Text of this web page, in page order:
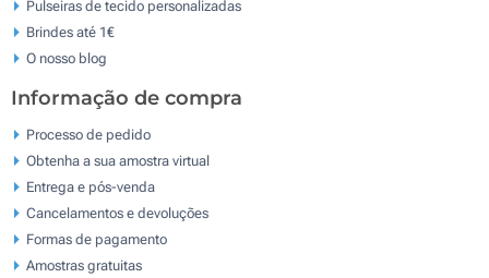
Pulseiras de tecido personalizadas
Brindes até 1€
O nosso blog
Informação de compra
Processo de pedido
Obtenha a sua amostra virtual
Entrega e pós-venda
Cancelamentos e devoluções
Formas de pagamento
Amostras gratuitas